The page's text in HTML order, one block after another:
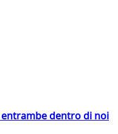
dentro di noi